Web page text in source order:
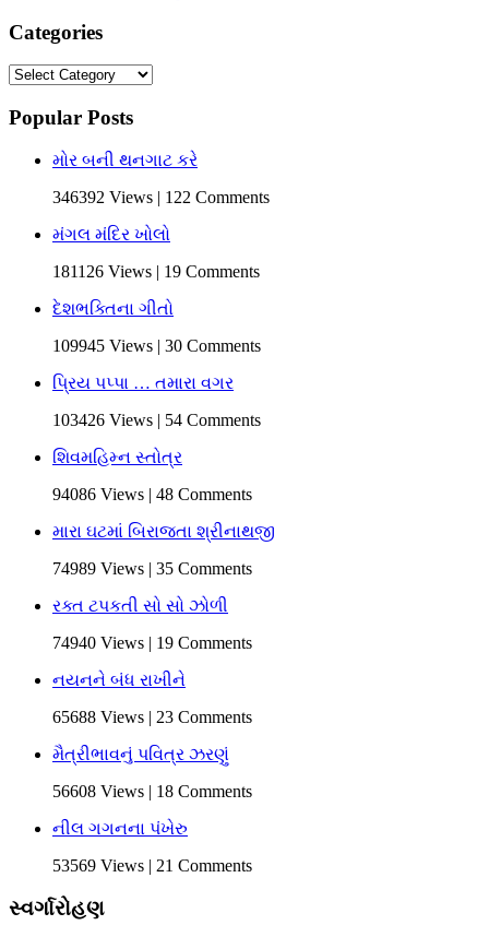
Categories
Categories
Popular Posts
મોર બની થનગાટ કરે
346392 Views | 122 Comments
મંગલ મંદિર ખોલો
181126 Views | 19 Comments
દેશભક્તિના ગીતો
109945 Views | 30 Comments
પ્રિય પપ્પા … તમારા વગર
103426 Views | 54 Comments
શિવમહિમ્ન સ્તોત્ર
94086 Views | 48 Comments
મારા ઘટમાં બિરાજતા શ્રીનાથજી
74989 Views | 35 Comments
રક્ત ટપકતી સો સો ઝોળી
74940 Views | 19 Comments
નયનને બંધ રાખીને
65688 Views | 23 Comments
મૈત્રીભાવનું પવિત્ર ઝરણું
56608 Views | 18 Comments
નીલ ગગનના પંખેરુ
53569 Views | 21 Comments
સ્વર્ગારોહણ